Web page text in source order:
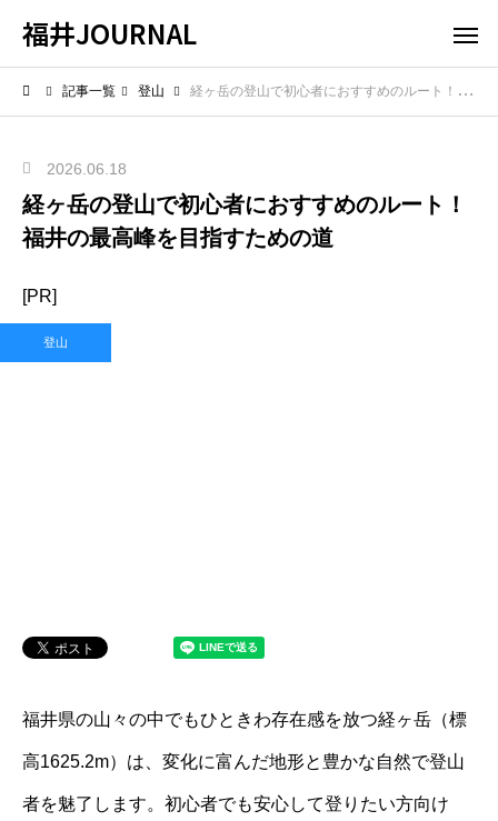
福井JOURNAL
記事一覧 登山 経ヶ岳の登山で初心者におすすめのルート！福井の最高峰を目指すための道
2026.06.18
経ヶ岳の登山で初心者におすすめのルート！
福井の最高峰を目指すための道
[PR]
登山
福井県の山々の中でもひときわ存在感を放つ経ヶ岳（標
高1625.2m）は、変化に富んだ地形と豊かな自然で登山
者を魅了します。初心者でも安心して登りたい方向け